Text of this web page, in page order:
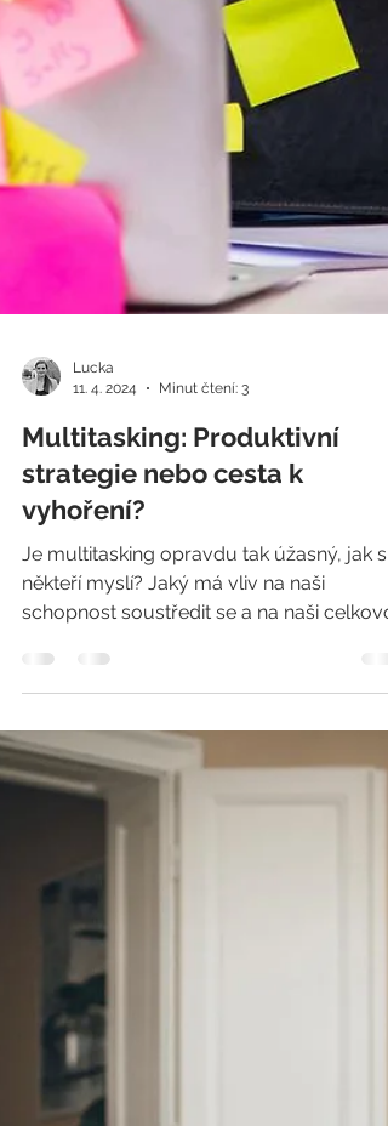
11. 4. 2024
Multitasking: Produktivní
strategie nebo cesta k
vyhoření?
Je multitasking opravdu tak úžasný, jak si
někteří myslí? Jaký má vliv na naši
schopnost soustředit se a na naši
produktivitu? Poj